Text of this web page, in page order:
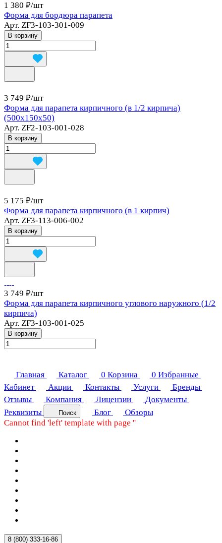
1 380 ₽/шт
Форма для бордюра парапета
Арт. ZF3-103-301-009
В корзину
3 749 ₽/шт
Форма для парапета кирпичного (в 1/2 кирпича)
(500х150х50)
Арт. ZF2-103-001-028
В корзину
5 175 ₽/шт
Форма для парапета кирпичного (в 1 кирпич)
Арт. ZF3-113-006-002
В корзину
3 749 ₽/шт
Форма для парапета кирпичного углового наружного (1/2
кирпича)
Арт. ZF3-103-001-025
В корзину
Главная Каталог 0 Корзина 0 Избранные
Кабинет
Акции Контакты Услуги
Бренды
Отзывы
Компания Лицензии
Документы
Реквизиты
Поиск Блог
Обзоры
Cannot find 'left' template with page ''
8 (800) 333-16-86